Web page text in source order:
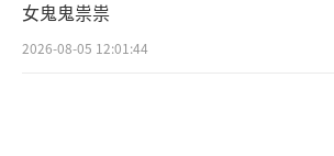
女鬼鬼祟祟
2026-08-05 12:01:44